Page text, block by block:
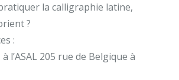
la calligraphie latine,
?
:
l’ASAL 205 rue de Belgique à